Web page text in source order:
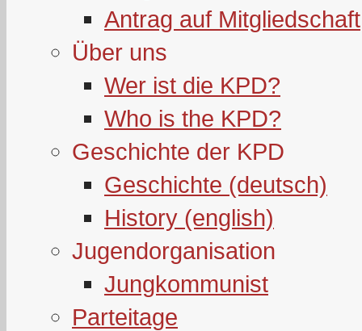
Antrag auf Mitgliedschaft
Über uns
Wer ist die KPD?
Who is the KPD?
Geschichte der KPD
Geschichte (deutsch)
History (english)
Jugendorganisation
Jungkommunist
Parteitage